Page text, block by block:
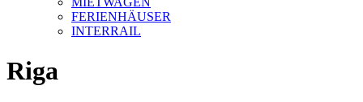
FERIENHÄUSER
INTERRAIL
Riga